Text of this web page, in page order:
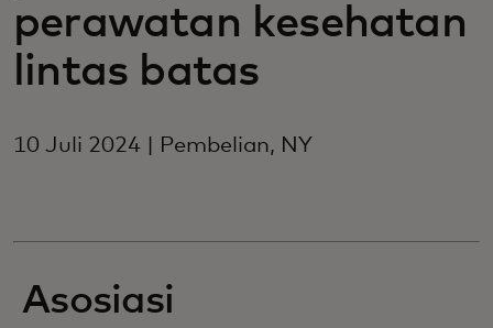
perawatan kesehatan
lintas batas
10 Juli 2024 | Pembelian, NY
Asosiasi